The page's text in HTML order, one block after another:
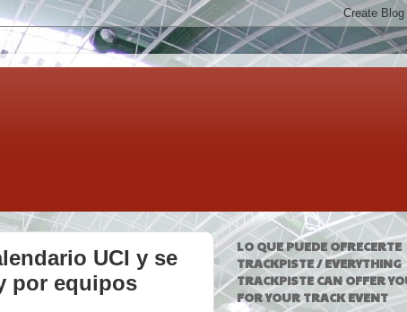
UCI y se
por equipos
LO QUE PUEDE OFRECERTE
TRACKPISTE / EVERYTHING
TRACKPISTE CAN OFFER
FOR YOUR TRACK EVENT